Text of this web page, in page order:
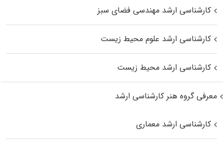
کارشناسی ارشد مهندسی فضای سبز
کارشناسی ارشد علوم محیط‌ زیست
کارشناسی ارشد محیط زیست
معرفی گروه هنر کارشناسی ارشد
کارشناسی ارشد معماری